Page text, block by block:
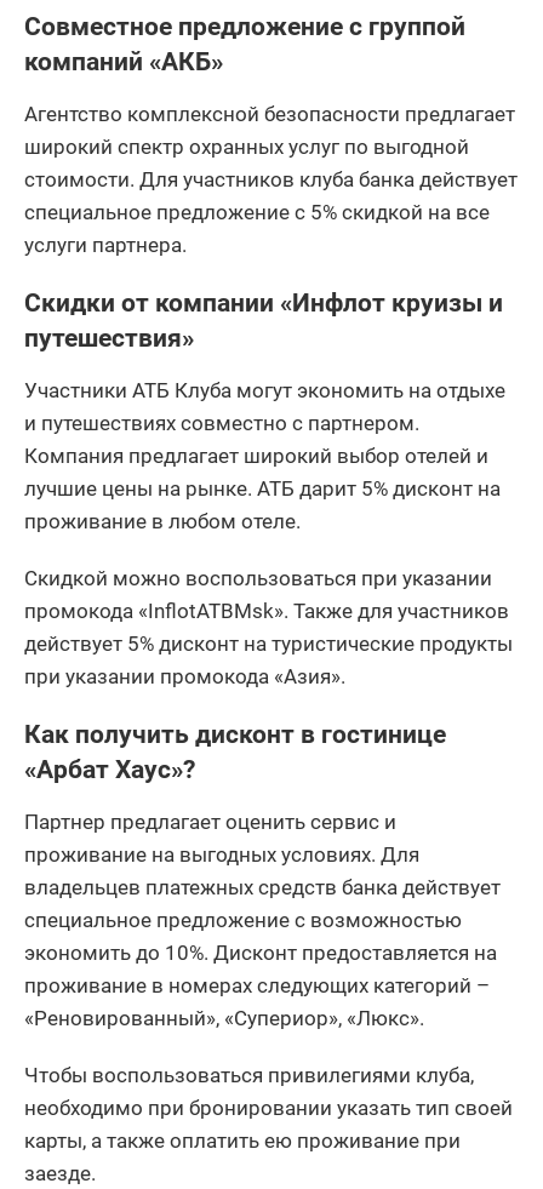
Совместное предложение с группой
компаний «АКБ»
Агентство комплексной безопасности предлагает
широкий спектр охранных услуг по выгодной
стоимости. Для участников клуба банка действует
специальное предложение с 5% скидкой на все
услуги партнера.
Скидки от компании «Инфлот круизы и
путешествия»
Участники АТБ Клуба могут экономить на отдыхе
и путешествиях совместно с партнером.
Компания предлагает широкий выбор отелей и
лучшие цены на рынке. АТБ дарит 5% дисконт на
проживание в любом отеле.
Скидкой можно воспользоваться при указании
промокода «InflotATBMsk». Также для участников
действует 5% дисконт на туристические продукты
при указании промокода «Азия».
Как получить дисконт в гостинице
«Арбат Хаус»?
Партнер предлагает оценить сервис и
проживание на выгодных условиях. Для
владельцев платежных средств банка действует
специальное предложение с возможностью
экономить до 10%. Дисконт предоставляется на
проживание в номерах следующих категорий –
«Реновированный», «Супериор», «Люкс».
Чтобы воспользоваться привилегиями клуба,
необходимо при бронировании указать тип своей
карты, а также оплатить ею проживание при
заезде.